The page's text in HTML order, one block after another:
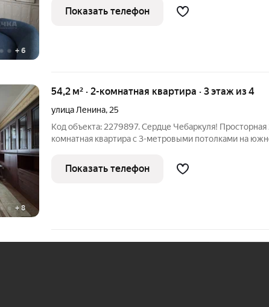
+ 6
дизайнерским ремонтом для тех, кто ценит стиль и
Остается кухонный
Показать телефон
+ 8
54,2 м² · 2-комнатная квартира · 3 этаж из 4
улица Ленина, 25
Код объекта: 2279897. Сердце Чебаркуля! Просторная
комнатная квартира с 3-метровыми потолками на
квартира в самом центре города. Идеальный вариант
или для тех,
Показать телефон